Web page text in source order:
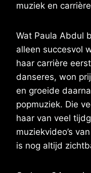
muziek en
Wat Paula Abdul
alleen succesvol
haar carrière
danseres, won
en groeide
popmuziek. Die
haar van veel
muziekvideo’s
is nog altijd